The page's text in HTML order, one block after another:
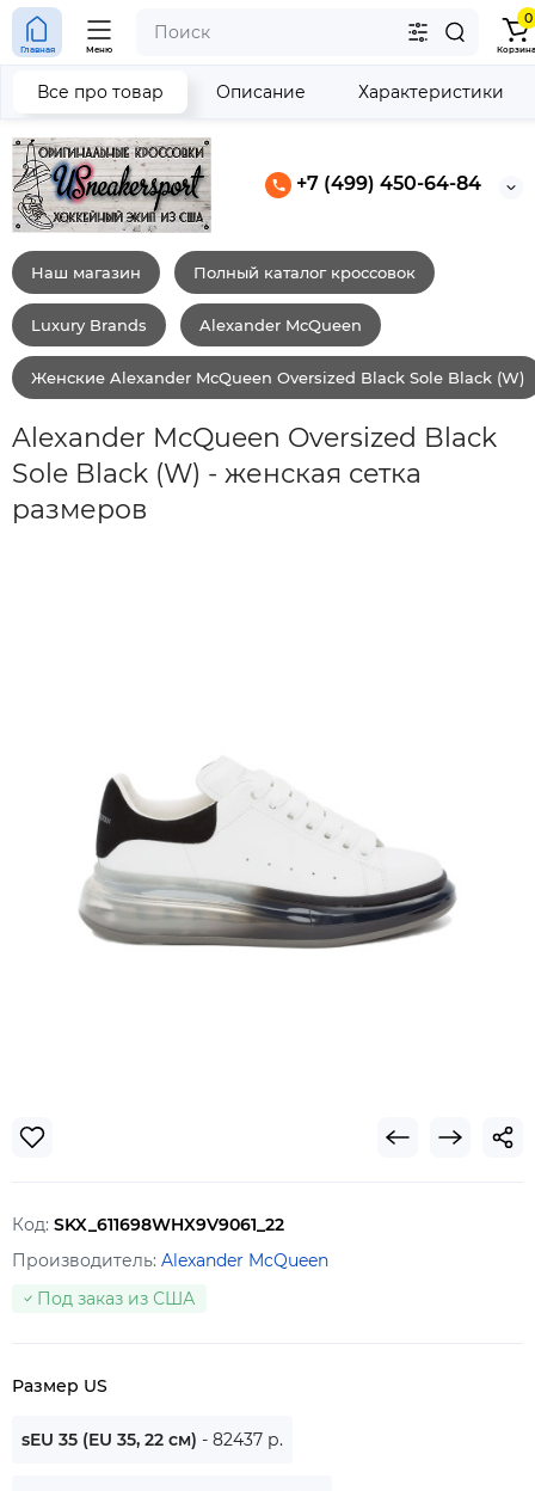
+7 (499) 450-64-84
Главная Меню
0
Корзина
Наш магазин Полный каталог кроссовок
Luxury Brands Alexander McQueen
Женские Alexander McQueen Oversized Black Sole Black (W)
Alexander McQueen Oversized Black
Sole Black (W) - женская сетка
размеров
Все про товар Описание Характеристики
Код: SKX_611698WHX9V9061_22
Производитель: Alexander McQueen
Под заказ из США
Размер US
sEU 35 (EU 35, 22 см) - 82437 р.